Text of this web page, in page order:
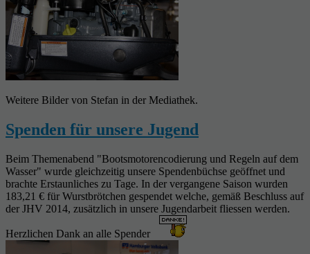
Weitere Bilder von Stefan in der Mediathek.
Spenden für unsere Jugend
Beim Themenabend "Bootsmotorencodierung und Regeln auf dem
Wasser" wurde gleichzeitig unsere Spendenbüchse geöffnet und
brachte Erstaunliches zu Tage. In der vergangene Saison wurden
183,21 € für Wurstbrötchen gespendet welche, gemäß Beschluss auf
der JHV 2014, zusätzlich in unsere Jugendarbeit fliessen werden.
Herzlichen Dank an alle Spender